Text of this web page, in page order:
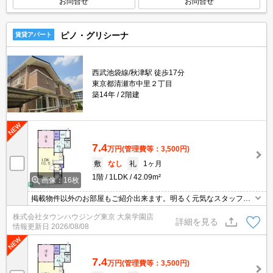
賃貸アパート ピノ・グリシーナ
西武池袋線/秋津駅 徒歩17分
東京都清瀬市中里２丁目
築14年
2階建
画像：16枚
7.4万円(管理費等：3,500円)
敷
なし 礼
1ヶ月
1階
1LDK 42.09m²
掲載物件以外のお部屋もご紹介出来ます。明るく元気なスタッフが
丁寧にご対応させていただきます。オンラインで見学・接客可能で
す！お気軽にお問い合わせ下さい☆★
株式会社タウンハウジング東京 大泉学園店
情報更新日 2026/08/08
詳細を見る
7.4万円(管理費等：3,500円)